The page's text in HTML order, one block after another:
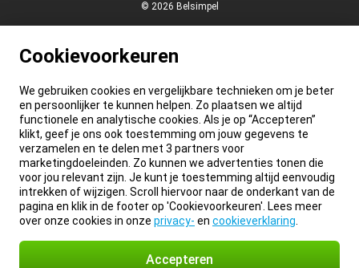
© 2026 Belsimpel
Cookievoorkeuren
We gebruiken cookies en vergelijkbare technieken om je beter
en persoonlijker te kunnen helpen. Zo plaatsen we altijd
functionele en analytische cookies. Als je op “Accepteren”
klikt, geef je ons ook toestemming om jouw gegevens te
verzamelen en te delen met 3 partners voor
marketingdoeleinden. Zo kunnen we advertenties tonen die
voor jou relevant zijn. Je kunt je toestemming altijd eenvoudig
intrekken of wijzigen. Scroll hiervoor naar de onderkant van de
pagina en klik in de footer op 'Cookievoorkeuren'. Lees meer
over onze cookies in onze privacy- en cookieverklaring
Accepteren